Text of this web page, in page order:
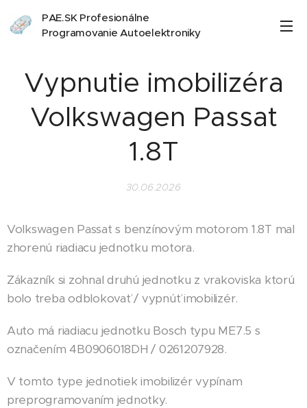
PAE.SK Profesionálne
Programovanie Autoelektroniky
Vypnutie imobilizéra
Volkswagen Passat
1.8T
30.06.2026
Volkswagen Passat s benzínovým motorom 1.8T mal
zhorenú riadiacu jednotku motora.
Zákazník si zohnal druhú jednotku z vrakoviska ktorú
bolo treba odblokovať / vypnúť imobilizér.
Auto má riadiacu jednotku Bosch typu ME7.5 s
označením 4B0906018DH / 0261207928.
V tomto type jednotiek imobilizér vypínam
preprogramovaním jednotky.